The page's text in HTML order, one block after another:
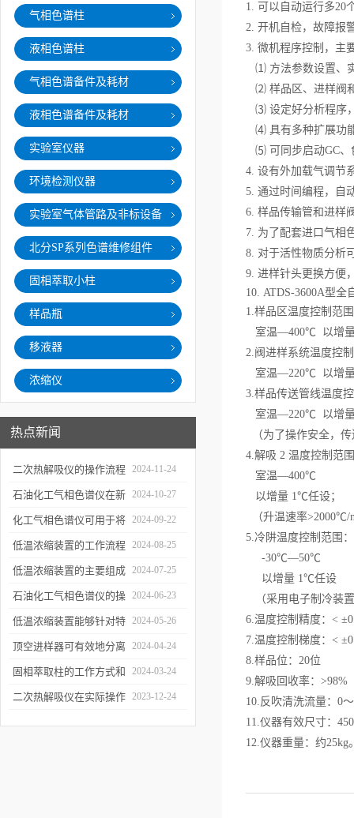
气相色谱柱
液相色谱柱
气相色谱备件及耗材
液相色谱备件及耗材
实验室仪器
环境检测仪器
实验室气体管路及非标设备
北分SP系列色谱维修组件
固相萃取小柱
样品瓶
移液器
浓缩仪
热点新闻
二次热解吸仪的操作流程
和使用注意事项
2024-11-24
石油化工气相色谱仪在新
材料、新产品的研发中的
应用
2024-10-27
化工气相色谱仪可用于将
样品引入色谱柱并推动分
离过程
2024-09-22
低温浓缩装置的工作流程
及使用注意事项
2024-08-25
低温浓缩装置的主要组成
部分及具体工作流程分析
2024-07-25
石油化工气相色谱仪的操
作要点详细分析
2024-06-23
低温浓缩装置能够针对特
定的目标组分进行有效浓
缩
2024-05-26
顶空进样器可有效地分离
和富集样品中的挥发性成
分
2024-04-24
固相萃取柱的工作方式和
应用场景
2024-03-24
二次热解吸仪在实际操作 2023-12-24
1. 可以自动运行多20
2. 开机自检，故障报
3. 微机程序控制，主
⑴ 方法参数设置、
⑵ 样品区、进样阀
⑶ 设定好分析程序
⑷ 具有多种扩展功
⑸ 可同步启动GC、
4. 设有外加载气调节
5. 通过时间编程，自
6. 样品传输管和进样
7. 为了配套进口气相
8. 对于活性物质分析
9. 进样针头更换方便
10. ATDS-3600A型全
1.样品区温度控制范
室温—400℃ 以增量
2.阀进样系统温度控
室温—220℃ 以增量
3.样品传送管线温度
室温—220℃ 以增量
（为了操作安全，
4.解吸 2 温度控制范
室温—400℃
以增量 1℃任设；
（升温速率>2000℃/
5.冷阱温度控制范围：
-30℃—50℃
以增量 1℃任设
（采用电子制冷装
6.温度控制精度：<
7.温度控制梯度：<
8.样品位：20位
9.解吸回收率：>98%
10.反吹清洗流量：0
11.仪器有效尺寸：
12.仪器重量：约25kg